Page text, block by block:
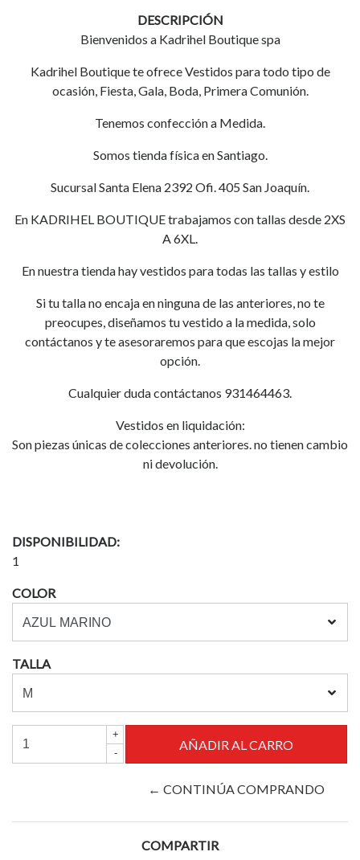
DESCRIPCIÓN
Bienvenidos a Kadrihel Boutique spa
Kadrihel Boutique te ofrece Vestidos para todo tipo de
ocasión, Fiesta, Gala, Boda, Primera Comunión.
Tenemos confección a Medida.
Somos tienda física en Santiago.
Sucursal Santa Elena 2392 Ofi. 405 San Joaquín.
En KADRIHEL BOUTIQUE trabajamos con tallas desde 2XS
A 6XL.
En nuestra tienda hay vestidos para todas las tallas y estilo
Si tu talla no encaja en ninguna de las anteriores, no te
preocupes, diseñamos tu vestido a la medida, solo
contáctanos y te asesoraremos para que escojas la mejor
opción.
Cualquier duda contáctanos 931464463.
Vestidos en liquidación:
Son piezas únicas de colecciones anteriores. no tienen cambio
ni devolución.
DISPONIBILIDAD:
1
COLOR
TALLA
+
-
← CONTINÚA COMPRANDO
COMPARTIR